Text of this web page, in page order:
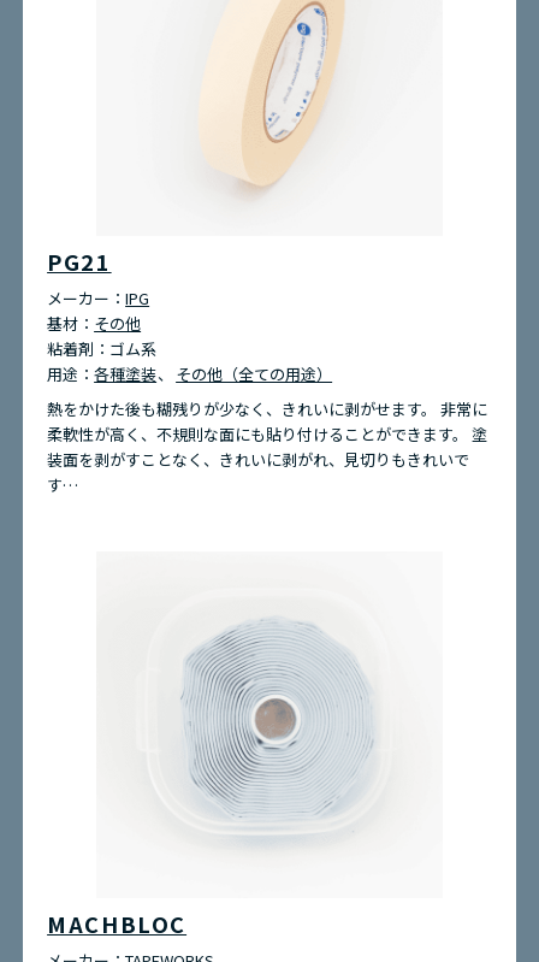
PG21
メーカー：IPG
基材： その他
粘着剤： ゴム系
用途：各種塗装
その他（全ての用途）
熱をかけた後も糊残りが少なく、きれいに剥がせます。 非常に
柔軟性が高く、不規則な面にも貼り付けることができます。 塗
装面を剥がすことなく、きれいに剥がれ、見切りもきれいで
す…
MACHBLOC